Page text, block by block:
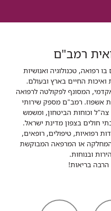
רמב"ם
רפואה, טכנולוגיה ואנושיות
ואיכות החיים בארץ ובעולם.
המסונף לפקולטה לרפואה
ומונה כ- 1000 מיטות אשפוז. רמב"ם מספק שירותי
תושבים, צה"ל וכוחות הביטחון, ומשמש
רפואיות, טיפולים, רופאים,
המחלקה או המרפאה המבוקשת
ובנוחות.
הרבה בריאות!